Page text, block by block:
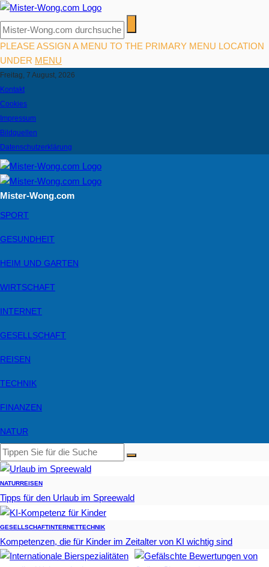
PLEASE ASSIGN A MENU TO THE PRIMARY MENU LOCATION
UNDER MENU
Freitag, 7 August, 2026
Kontakt
Cookies
Impressum
Bildquellen
Datenschutzerklärung
Mister-Wong.com
SPORT
GESUNDHEIT
HEIM UND GARTEN
WIRTSCHAFT
INTERNET
GESELLSCHAFT
REISEN
TECHNIK
FINANZEN
NATUR
NATURREISEN
Tipps für den Urlaub im Spreewald
GESELLSCHAFTINTERNETTECHNIK
Kompetenzen, die für Kinder im Zeitalter von KI wichtig sind